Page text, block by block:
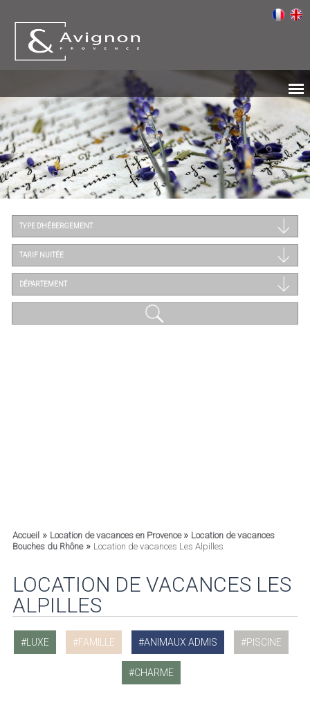
TYPE D'HÉBERGEMENT
TARIF NUITÉE
DÉPARTEMENT
Accueil» Location de vacances en Provence » Location de vacances
Bouches du Rhône» Location de vacances Les Alpilles
LOCATION DE VACANCES LES
ALPILLES
LUXE FAMILLE ANIMAUX ADMIS PISCINE
CHARME